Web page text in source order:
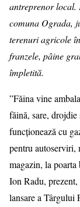
antreprenor local.
comuna Ograda,
terenuri agricole
franzele, pâine
împletită.
”Făina vine
făină, sare,
funcționează cu
pentru autoserviri,
magazin, la
Ion Radu,
lansare a Târgului